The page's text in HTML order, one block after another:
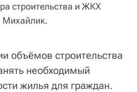
строительства и ЖКХ
Михайлик.
объёмов строительства
необходимый
жилья для граждан.